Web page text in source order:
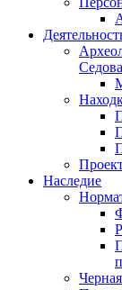
Седова
Наследие